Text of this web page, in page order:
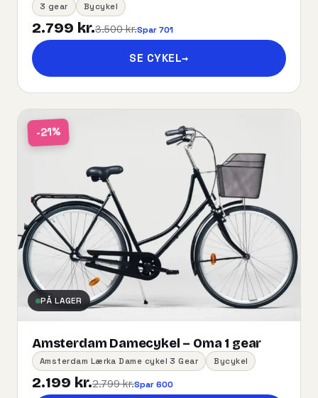
3 gear Bycykel
2.799 kr.3.500 kr.Spar 701
SE CYKEL→
-21%
PÅ LAGER
Amsterdam Damecykel – Oma 1 gear
Amsterdam Lærka Dame cykel 3 Gear Bycykel
2.199 kr.2.799 kr.Spar 600